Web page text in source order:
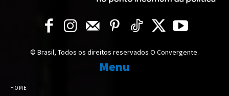
© Brasil, Todos os direitos reservados O Convergente.
Menu
HOME